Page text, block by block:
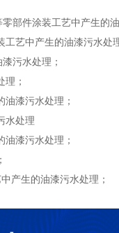
件涂装工艺中产生的油
艺中产生的油漆污水处
污水处理；
；
漆污水处理；
水处理
漆污水处理；
产生的油漆污水处理；